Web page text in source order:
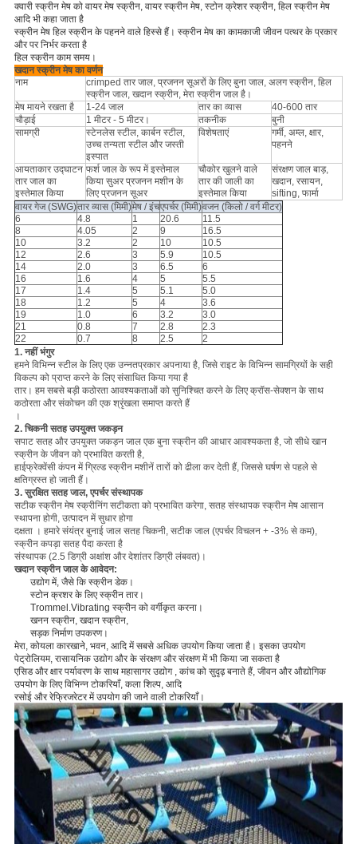
क्वारी स्क्रीन मेष को वायर मेष स्क्रीन, वायर स्क्रीन मेष, स्टोन क्रेशर स्क्रीन, हिल स्क्रीन मेष
आदि भी कहा जाता है
स्क्रीन मेष हिल स्क्रीन के पहनने वाले हिस्से हैं। स्क्रीन मेष का कामकाजी जीवन पत्थर के प्रकार
और पर निर्भर करता है
हिल स्क्रीन काम समय।
खदान स्क्रीन मेष का वर्णन
नाम
crimped तार जाल, प्रजनन सूअरों के लिए बुना जाल, अलग स्क्रीन, हिल
स्क्रीन जाल, खदान स्क्रीन, मेरा स्क्रीन जाल है।
मेष मायने रखता है
1-24 जाल तार का व्यास
40-600 तार
चौड़ाई
1 मीटर - 5 मीटर। तकनीक
बुनी
सामग्री
स्टेनलेस स्टील, कार्बन स्टील,
उच्च तन्यता स्टील और जस्ती
इस्पात
विशेषताएं
गर्मी, अम्ल, क्षार,
पहनने
आयताकार उद्घाटन
तार जाल का
इस्तेमाल किया
फर्श जाल के रूप में इस्तेमाल
किया सुअर प्रजनन मशीन के
लिए प्रजनन सूअर
चौकोर खुलने वाले
तार की जाली का
इस्तेमाल किया
संरक्षण जाल बाड़,
खदान, रसायन,
sifting, फार्मा
वायर गेज (SWG)तार व्यास (मिमी)मेष / इंचएपर्चर (मिमी)वजन (किलो / वर्ग मीटर)
6
4.8 1 20.6
11.5
8
4.05 2 9
16.5
10
3.2 2 10
10.5
12
2.6 3 5.9
10.5
14
2.0 3 6.5
6
16
1.6 4 5
5.5
17
1.4 5 5.1
5.0
18
1.2 5 4
3.6
19
1.0 6 3.2
3.0
21
0.8 7 2.8
2.3
22
0.7 8 2.5
2
1. नहीं भंगुर
हमने विभिन्न स्टील के लिए एक उन्नतप्रकार अपनाया है, जिसे राइट के विभिन्न सामग्रियों के सही
विकल्प को प्राप्त करने के लिए संसाधित किया गया है
तार। हम सबसे बड़ी कठोरता आवश्यकताओं को सुनिश्चित करने के लिए क्रॉस-सेक्शन के साथ
कठोरता और संकोचन की एक श्रृंखला समाप्त करते हैं
।
2. चिकनी सतह उपयुक्त जकड़न
सपाट सतह और उपयुक्त जकड़न जाल एक बुना स्क्रीन की आधार आवश्यकता है, जो सीधे खान
स्क्रीन के जीवन को प्रभावित करती है,
हाईफ्रेक्वेंसी कंपन में ग्रिल्ड स्क्रीन मशीनें तारों को ढीला कर देती हैं, जिससे घर्षण से पहले से
क्षतिग्रस्त हो जाती हैं।
3. सुरक्षित सतह जाल, एपर्चर संस्थापक
सटीक स्क्रीन मेष स्क्रीनिंग सटीकता को प्रभावित करेगा, सतह संस्थापक स्क्रीन मेष आसान
स्थापना होगी, उत्पादन में सुधार होगा
दक्षता । हमारे संयंत्र बुनाई जाल सतह चिकनी, सटीक जाल (एपर्चर विचलन + -3% से कम),
स्क्रीन कपड़ा सतह पैदा करता है
संस्थापक (2.5 डिग्री अक्षांश और देशांतर डिग्री लंबवत)।
खदान स्क्रीन जाल के आवेदन:
उद्योग में, जैसे कि स्क्रीन डेक।
स्टोन क्रशर के लिए स्क्रीन तार।
Trommel.Vibrating स्क्रीन को वर्गीकृत करना।
खनन स्क्रीन, खदान स्क्रीन,
सड़क निर्माण उपकरण।
मेरा, कोयला कारखाने, भवन, आदि में सबसे अधिक उपयोग किया जाता है। इसका उपयोग
पेट्रोलियम, रासायनिक उद्योग और के संरक्षण और संरक्षण में भी किया जा सकता है
एसिड और क्षार पर्यावरण के साथ महासागर उद्योग , कांच को सुदृढ़ बनाते हैं, जीवन और औद्योगिक
उपयोग के लिए विभिन्न टोकरियाँ, कला शिल्प, आदि
रसोई और रेफ्रिजरेटर में उपयोग की जाने वाली टोकरियाँ।